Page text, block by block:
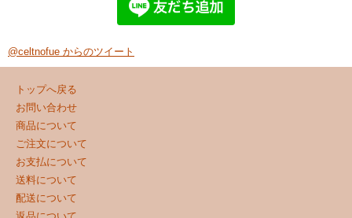
@celtnofue からのツイート
トップへ戻る
お問い合わせ
商品について
ご注文について
お支払について
送料について
配送について